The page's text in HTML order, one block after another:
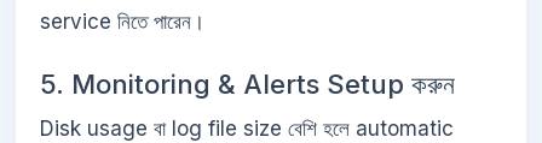
service নিতে পারেন।
5. Monitoring & Alerts Setup করুন
Disk usage বা log file size বেশি হলে automatic